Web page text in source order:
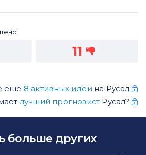
11
еще 8 активных идеи на Русал
лучший прогнозист Русал?
больше других